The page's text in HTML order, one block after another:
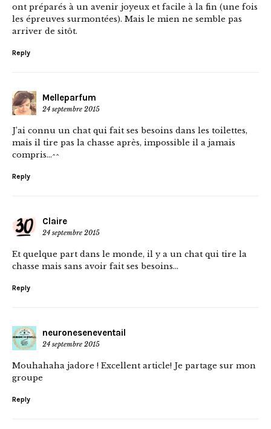
ont préparés à un avenir joyeux et facile à la fin (une fois
les épreuves surmontées). Mais le mien ne semble pas
arriver de sitôt.
Reply
Melleparfum
24 septembre 2015
J’ai connu un chat qui fait ses besoins dans les toilettes,
mais il tire pas la chasse après, impossible il a jamais
compris…^^
Reply
Claire
24 septembre 2015
Et quelque part dans le monde, il y a un chat qui tire la
chasse mais sans avoir fait ses besoins…
Reply
neuroneseneventail
24 septembre 2015
Mouhahaha jadore ! Excellent article! Je partage sur mon
groupe
Reply